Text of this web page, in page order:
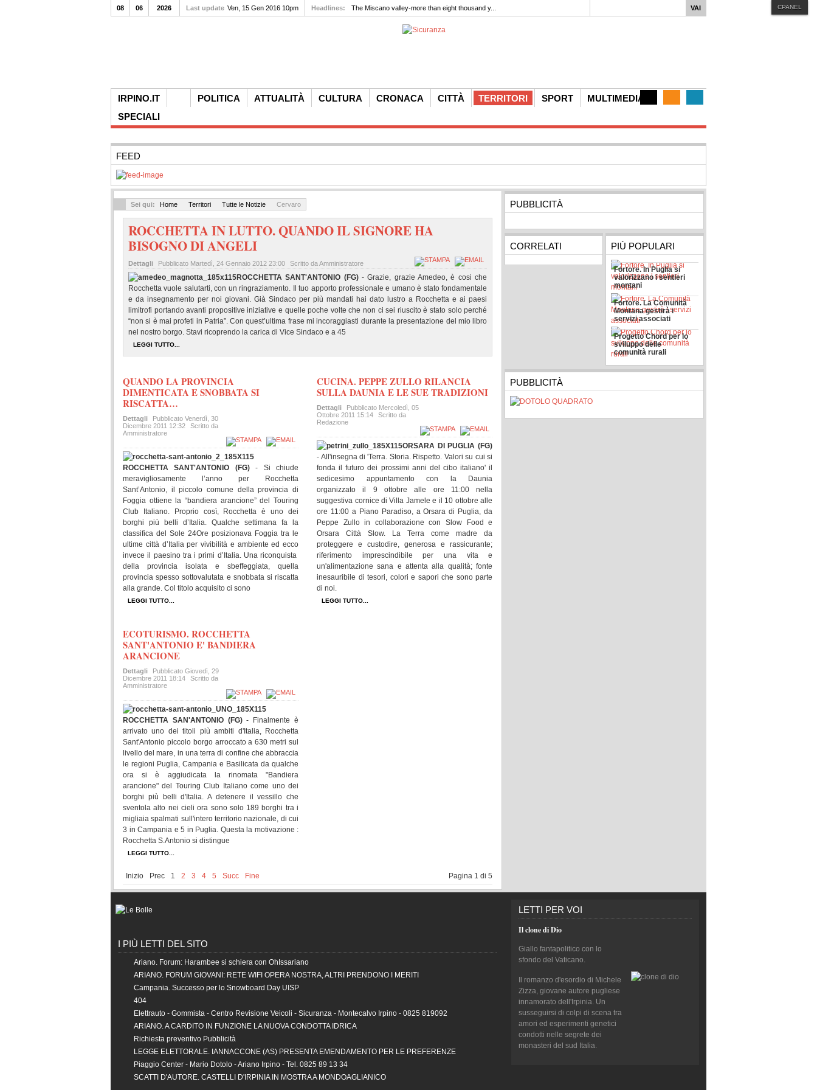
IRPINO.IT POLITICA ATTUALITÀ CULTURA CRONACA CITTÀ TERRITORI SPORT
MULTIMEDIA
SPECIALI
08 06 2026 Last update Ven, 15 Gen 2016 10pm Headlines: The Miscano valley-more than eight thousand y... CPANEL
FEED
Sei qui: Home Territori Tutte le Notizie Cervaro
ROCCHETTA IN LUTTO. QUANDO IL SIGNORE HA
BISOGNO DI ANGELI
Dettagli Pubblicato Martedì, 24 Gennaio 2012 23:00 Scritto da Amministratore
ROCCHETTA SANT'ANTONIO (FG)- Grazie, grazie Amedeo, è cosi che
Rocchetta vuole salutarti, con un ringraziamento. Il tuo apporto professionale e umano è stato fondamentale
e da insegnamento per noi giovani. Già Sindaco per più mandati hai dato lustro a Rocchetta e ai paesi
limitrofi portando avanti propositive iniziative e quelle poche volte che non ci sei riuscito è stato solo perché
“non si è mai profeti in Patria”. Con quest’ultima frase mi incoraggiasti durante la presentazione del mio libro
nel nostro borgo. Stavi ricoprendo la carica di Vice Sindaco e a 45
LEGGI TUTTO...
QUANDO LA PROVINCIA
DIMENTICATA E SNOBBATA SI
RISCATTA…
Dettagli Pubblicato Venerdì, 30
Dicembre 2011 12:32
Scritto da
Amministratore
ROCCHETTA SANT'ANTONIO (FG)- Si chiude
meravigliosamente l’anno per Rocchetta
Sant’Antonio, il piccolo comune della provincia di
Foggia ottiene la “bandiera arancione” del Touring
Club Italiano. Proprio così, Rocchetta è uno dei
borghi più belli d’Italia. Qualche settimana fa la
classifica del Sole 24Ore posizionava Foggia tra le
ultime città d’Italia per vivibilità e ambiente ed ecco
invece il paesino tra i primi d’Italia. Una riconquista
della provincia isolata e sbeffeggiata, quella
provincia spesso sottovalutata e snobbata si riscatta
alla grande. Col titolo acquisito ci sono
LEGGI TUTTO...
CUCINA. PEPPE ZULLO RILANCIA
SULLA DAUNIA E LE SUE TRADIZIONI
Dettagli Pubblicato Mercoledì, 05
Ottobre 2011 15:14
Scritto da
Redazione
ORSARA DI PUGLIA (FG)
- All'insegna di 'Terra. Storia. Rispetto. Valori su cui si
fonda il futuro dei prossimi anni del cibo italiano' il
sedicesimo appuntamento con la Daunia
organizzato il 9 ottobre alle ore 11:00 nella
suggestiva cornice di Villa Jamele e il 10 ottobre alle
ore 11:00 a Piano Paradiso, a Orsara di Puglia, da
Peppe Zullo in collaborazione con Slow Food e
Orsara Città Slow. La Terra come madre da
proteggere e custodire, generosa e rassicurante;
riferimento imprescindibile per una vita e
un'alimentazione sana e attenta alla qualità; fonte
inesauribile di tesori, colori e sapori che sono parte
di noi.
LEGGI TUTTO...
ECOTURISMO. ROCCHETTA
SANT'ANTONIO E' BANDIERA
ARANCIONE
Dettagli Pubblicato Giovedì, 29
Dicembre 2011 18:14
Scritto da
Amministratore
ROCCHETTA SAN'ANTONIO (FG)- Finalmente è
arrivato uno dei titoli più ambiti d'Italia, Rocchetta
Sant'Antonio piccolo borgo arroccato a 630 metri sul
livello del mare, in una terra di confine che abbraccia
le regioni Puglia, Campania e Basilicata da qualche
ora si è aggiudicata la rinomata "Bandiera
arancione" del Touring Club Italiano come uno dei
borghi più belli d'Italia. A detenere il vessillo che
sventola alto nei cieli ora sono solo 189 borghi tra i
migliaia spalmati sull'intero territorio nazionale, di cui
3 in Campania e 5 in Puglia. Questa la motivazione :
Rocchetta S.Antonio si distingue
LEGGI TUTTO...
Pagina 1 di 5
Inizio Prec 1 2 3 4 5 Succ Fine
PUBBLICITÀ
CORRELATI PIÙ POPULARI
Fortore. In Puglia si
valorizzano i sentieri
montani
Fortore. La Comunità
Montana gestirà i
servizi associati
Progetto Chord per lo
sviluppo delle
comunità rurali
PUBBLICITÀ
I PIÙ LETTI DEL SITO
Ariano. Forum: Harambee si schiera con OhIssariano
ARIANO. FORUM GIOVANI: RETE WIFI OPERA NOSTRA, ALTRI PRENDONO I MERITI
Campania. Successo per lo Snowboard Day UISP
404
Elettrauto - Gommista - Centro Revisione Veicoli - Sicuranza - Montecalvo Irpino - 0825 819092
ARIANO. A CARDITO IN FUNZIONE LA NUOVA CONDOTTA IDRICA
Richiesta preventivo Pubblicità
LEGGE ELETTORALE. IANNACCONE (AS) PRESENTA EMENDAMENTO PER LE PREFERENZE
Piaggio Center - Mario Dotolo - Ariano Irpino - Tel. 0825 89 13 34
SCATTI D'AUTORE. CASTELLI D'IRPINIA IN MOSTRA A MONDOAGLIANICO
LETTI PER VOI
Il clone di Dio
Giallo fantapolitico con lo
sfondo del Vaticano.
Il romanzo d'esordio di Michele
Zizza, giovane autore pugliese
innamorato dell'Irpinia. Un
susseguirsi di colpi di scena tra
amori ed esperimenti genetici
condotti nelle segrete dei
monasteri del sud Italia.